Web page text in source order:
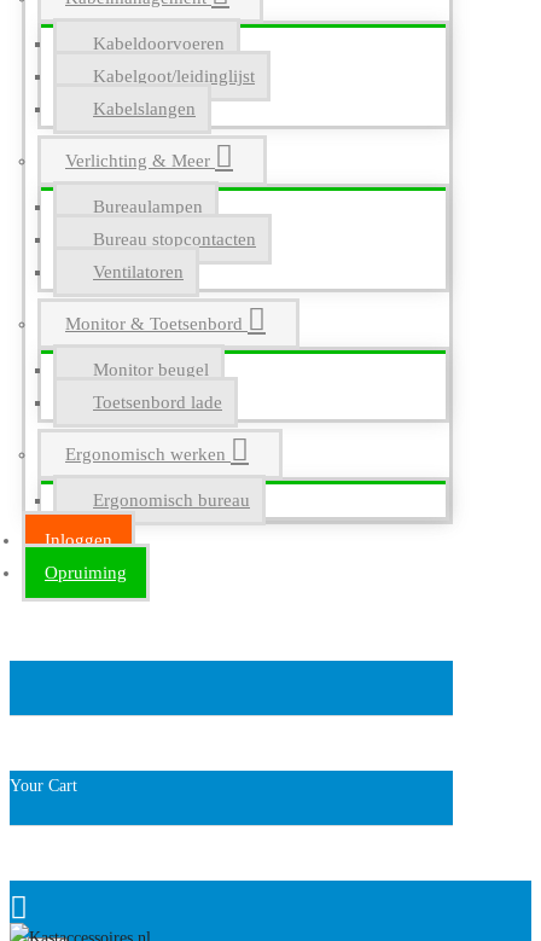
Kabeldoorvoeren
Kabelgoot/leidinglijst
Kabelslangen
Verlichting & Meer
Bureaulampen
Bureau stopcontacten
Ventilatoren
Monitor & Toetsenbord
Monitor beugel
Toetsenbord lade
Ergonomisch werken
Ergonomisch bureau
Inloggen
Opruiming
Your Cart